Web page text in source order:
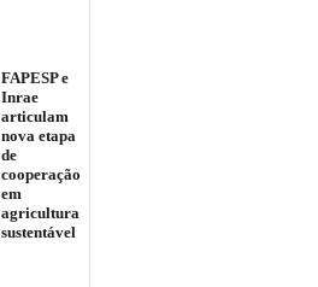
FAPESP e
Inrae
articulam
nova etapa
de
cooperação
em
agricultura
sustentável